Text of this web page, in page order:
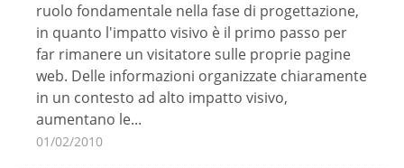
ruolo fondamentale nella fase di progettazione,
in quanto l'impatto visivo è il primo passo per
far rimanere un visitatore sulle proprie pagine
web. Delle informazioni organizzate chiaramente
in un contesto ad alto impatto visivo,
aumentano le...
01/02/2010